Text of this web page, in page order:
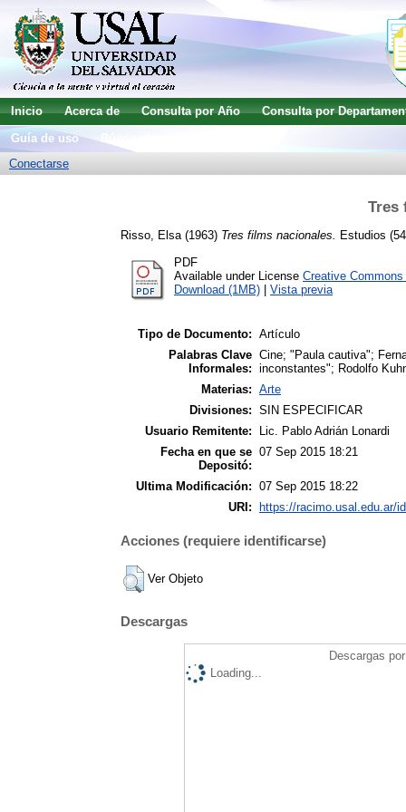
Inicio Acerca de Consulta por Año
Consulta por
Guía de uso
Conectarse
Tres
Risso, Elsa (1963) Tres films nacionales. Estudios
PDF
Available under License Creative
Download (1MB)
Vista previa
Tipo de Documento: Artículo
Palabras Clave
Informales:
Cine; "Paula cautiva";
inconstantes"; Rodolfo
Materias: Arte
Divisiones: SIN ESPECIFICAR
Usuario Remitente:
Lic. Pablo Adrián Lonardi
Fecha en que se
Depositó:
07 Sep 2015 18:21
Ultima Modificación: 07 Sep 2015 18:22
URI:
https://racimo.usal.edu.ar/
Acciones (requiere identificarse)
Ver Objeto
Descargas
Descargas
Loading...